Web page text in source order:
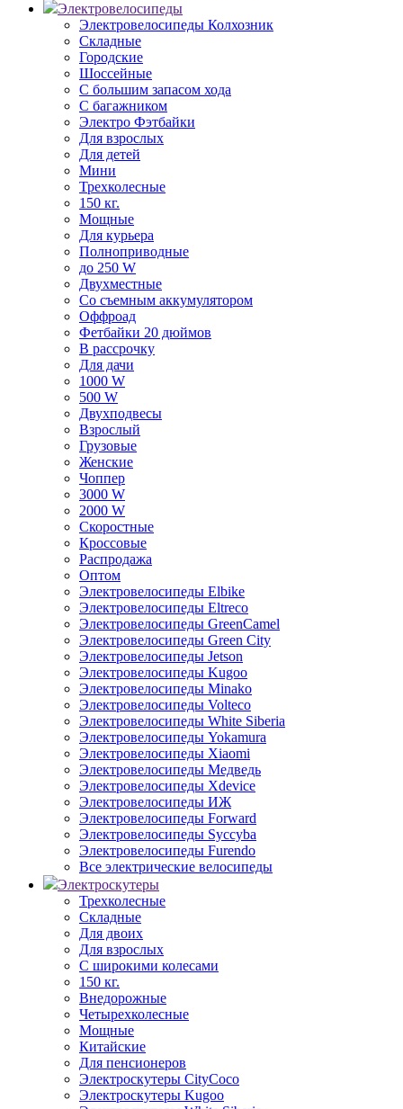
Электровелосипеды
Электровелосипеды Колхозник
Складные
Городские
Шоссейные
С большим запасом хода
С багажником
Электро Фэтбайки
Для взрослых
Для детей
Мини
Трехколесные
150 кг.
Мощные
Для курьера
Полноприводные
до 250 W
Двухместные
Со съемным аккумулятором
Оффроад
Фетбайки 20 дюймов
В рассрочку
Для дачи
1000 W
500 W
Двухподвесы
Взрослый
Грузовые
Женские
Чоппер
3000 W
2000 W
Скоростные
Кроссовые
Распродажа
Оптом
Электровелосипеды Elbike
Электровелосипеды Eltreco
Электровелосипеды GreenCamel
Электровелосипеды Green City
Электровелосипеды Jetson
Электровелосипеды Kugoo
Электровелосипеды Minako
Электровелосипеды Volteco
Электровелосипеды White Siberia
Электровелосипеды Yokamura
Электровелосипеды Xiaomi
Электровелосипеды Медведь
Электровелосипеды Xdevice
Электровелосипеды ИЖ
Электровелосипеды Forward
Электровелосипеды Syccyba
Электровелосипеды Furendo
Все электрические велосипеды
Электроскутеры
Трехколесные
Складные
Для двоих
Для взрослых
С широкими колесами
150 кг.
Внедорожные
Четырехколесные
Мощные
Китайские
Для пенсионеров
Электроскутеры CityCoco
Электроскутеры Kugoo